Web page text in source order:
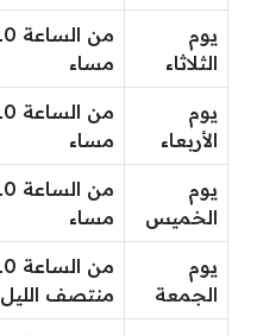
يوم
الثلاثاء
مساء
يوم
الأربعاء
مساء
يوم
الخميس
مساء
يوم
الجمعة
منتصف الليل